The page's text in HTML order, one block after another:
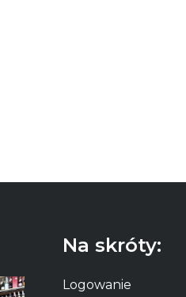
Na skróty:
Logowanie